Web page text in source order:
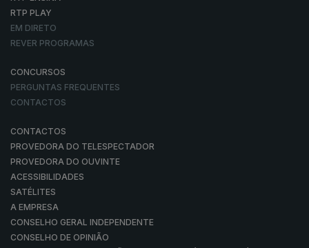
RTP PLAY
EM DIRETO
REVER PROGRAMAS
CONCURSOS
PERGUNTAS FREQUENTES
CONTACTOS
CONTACTOS
PROVEDORA DO TELESPECTADOR
PROVEDORA DO OUVINTE
ACESSIBILIDADES
SATÉLITES
A EMPRESA
CONSELHO GERAL INDEPENDENTE
CONSELHO DE OPINIÃO